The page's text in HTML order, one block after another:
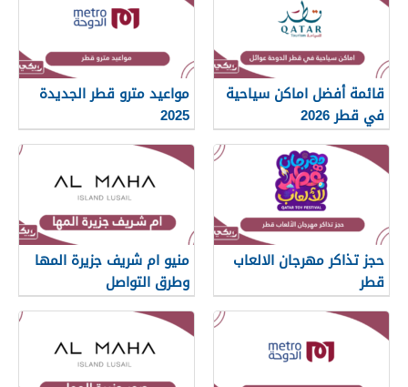
قائمة أفضل اماكن سياحية
في قطر 2026
مواعيد مترو قطر الجديدة
2025
حجز تذاكر مهرجان الالعاب
قطر
منيو ام شريف جزيرة المها
وطرق التواصل